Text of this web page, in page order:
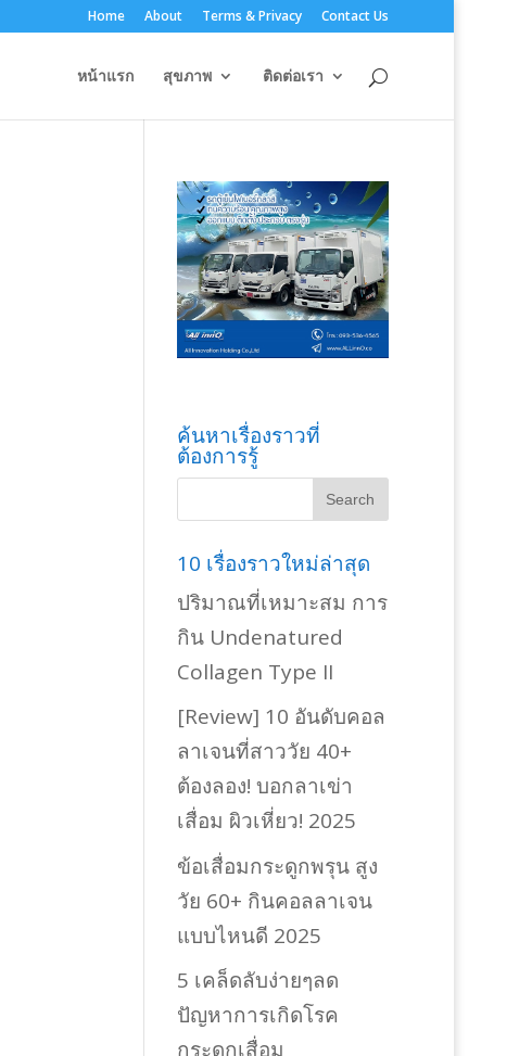
Home About Terms & Privacy Contact Us
หน้าแรก สุขภาพ ติดต่อเรา
ค้นหาเรื่องราวที่
ต้องการรู้
10 เรื่องราวใหม่ล่าสุด
ปริมาณที่เหมาะสม การ
กิน Undenatured
Collagen Type II
[Review] 10 อันดับคอล
ลาเจนที่สาววัย 40+
ต้องลอง! บอกลาเข่า
เสื่อม ผิวเหี่ยว! 2025
ข้อเสื่อมกระดูกพรุน สูง
วัย 60+ กินคอลลาเจน
แบบไหนดี 2025
5 เคล็ดลับง่ายๆลด
ปัญหาการเกิดโรค
กระดูกเสื่อม